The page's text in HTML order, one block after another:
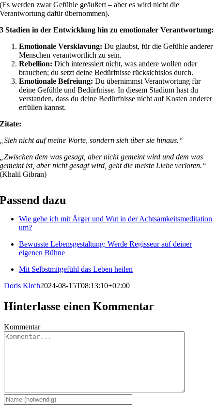
(Es werden zwar Gefühle geäußert – aber es wird nicht die
Verantwortung dafür übernommen).
3 Stadien in der Entwicklung hin zu emotionaler Verantwortung:
Emotionale Versklavung: Du glaubst, für die Gefühle anderer
Menschen verantwortlich zu sein.
Rebellion: Dich interessiert nicht, was andere wollen oder
brauchen; du setzt deine Bedürfnisse rücksichtslos durch.
Emotionale Befreiung: Du übernimmst Verantwortung für
deine Gefühle und Bedürfnisse. In diesem Stadium hast du
verstanden, dass du deine Bedürfnisse nicht auf Kosten anderer
erfüllen kannst.
Zitate:
„Sieh nicht auf meine Worte, sondern sieh über sie hinaus.“
„Zwischen dem was gesagt, aber nicht gemeint wird und dem was
gemeint ist, aber nicht gesagt wird, geht die meiste Liebe verloren.“
(Khalil Gibran)
Passend dazu
Wie gehe ich mit Ärger und Wut in der Achtsamkeitsmeditation
um?
Bewusste Lebensgestaltung: Werde Regisseur auf deiner
eigenen Bühne
Mit Selbstmitgefühl das Leben heilen
Doris Kirch2024-08-15T08:13:10+02:00
Hinterlasse einen Kommentar
Kommentar